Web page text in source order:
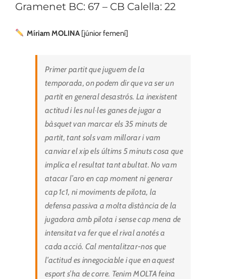
Gramenet BC: 67 – CB Calella: 22
Míriam MOLINA[júnior femení]
Primer partit que juguem de la
temporada, on podem dir que va ser un
partit en general desastrós. La inexistent
actitud i les nul·les ganes de jugar a
bàsquet van marcar els 35 minuts de
partit, tant sols vam millorar i vam
canviar el xip els últims 5 minuts cosa que
implica el resultat tant abultat. No vam
atacar l’aro en cap moment ni generar
cap 1c1, ni moviments de pilota, la
defensa passiva a molta distància de la
jugadora amb pilota i sense cap mena de
intensitat va fer que el rival anotés a
cada acció. Cal mentalitzar-nos que
l’actitud es innegociable i que en aquest
esport s’ha de corre. Tenim MOLTA feina